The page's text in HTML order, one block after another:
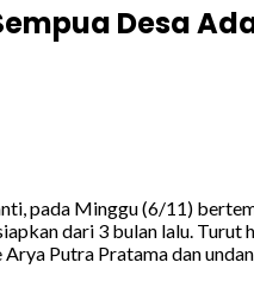
Desa
pada Minggu (6/11)
dari 3 bulan lalu. Turut
Putra Pratama dan